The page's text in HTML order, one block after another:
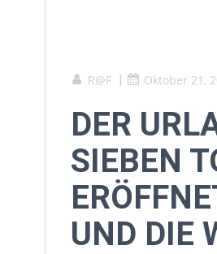
R@F | Oktober 21,
DER
SIEBEN
UND DIE